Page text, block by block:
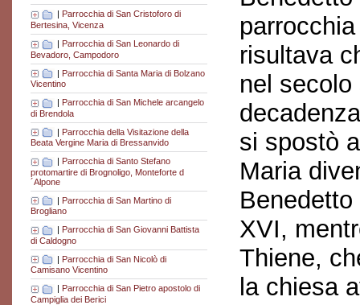
Parrocchia di San Cristoforo di
Bertesina, Vicenza
| Parrocchia di San Leonardo di
Bevadoro, Campodoro
| Parrocchia di Santa Maria di Bolzano
Vicentino
| Parrocchia di San Michele arcangelo
di Brendola
| Parrocchia della Visitazione della
Beata Vergine Maria di Bressanvido
| Parrocchia di Santo Stefano
protomartire di Brognoligo, Monteforte d
´Alpone
| Parrocchia di San Martino di
Brogliano
Parrocchia di San Giovanni Battista
di Caldogno
| Parrocchia di San Nicolò di
Camisano Vicentino
Parrocchia di San Pietro apostolo di
Campiglia dei Berici
risultava
nel
si spostò
Maria
XVI,
Thiene,
la chiesa